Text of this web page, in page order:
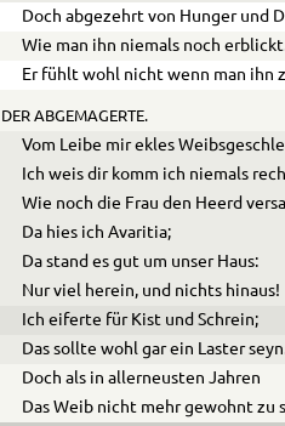
Doch abgezehrt von Hunger und
Wie man ihn niemals noch
Er fühlt wohl nicht wenn man ihn
DER ABGEMAGERTE.
Vom Leibe mir ekles
Ich weis dir komm ich niemals
Wie noch die Frau den Heerd
Da hies ich Avaritia;
Da stand es gut um unser Haus:
Nur viel herein, und nichts hinaus!
Ich eiferte für Kist und Schrein;
Das sollte wohl gar ein Laster
Doch als in allerneusten Jahren
Das Weib nicht mehr gewohnt zu